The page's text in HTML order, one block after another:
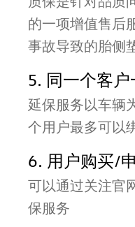
的一项增值售后
事故导致的胎侧
5. 同一个客
延保服务以车辆
个用户最多可以
6. 用户购买/
可以通过关注官
保服务